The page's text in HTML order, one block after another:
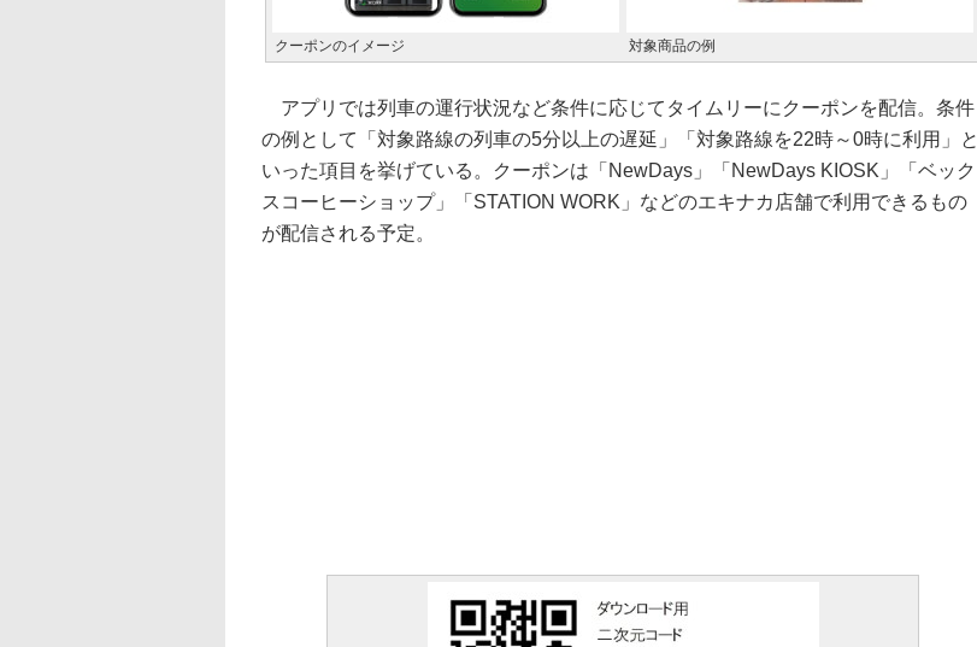
クーポンのイメージ 対象商品の例
アプリでは列車の運行状況など条件に応じてタイムリーにクーポンを配信。条件
の例として「対象路線の列車の5分以上の遅延」「対象路線を22時～0時に利用」と
いった項目を挙げている。クーポンは「NewDays」「NewDays KIOSK」「ベック
スコーヒーショップ」「STATION WORK」などのエキナカ店舗で利用できるもの
が配信される予定。